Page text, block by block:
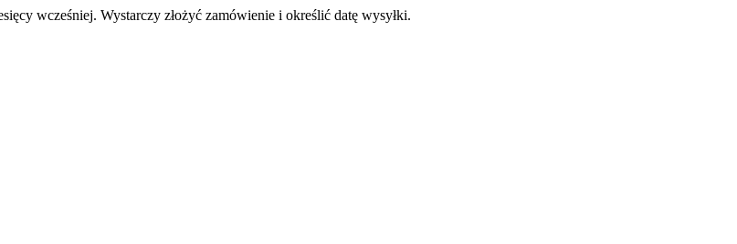
wcześniej. Wystarczy złożyć zamówienie i określić datę wysyłki.